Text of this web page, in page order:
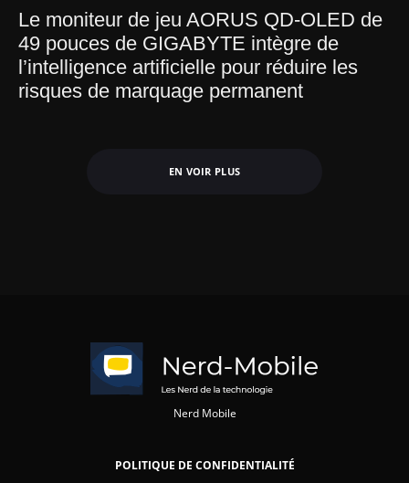
Le moniteur de jeu AORUS QD-OLED de
49 pouces de GIGABYTE intègre de
l’intelligence artificielle pour réduire les
risques de marquage permanent
EN VOIR PLUS
Nerd Mobile
POLITIQUE DE CONFIDENTIALITÉ